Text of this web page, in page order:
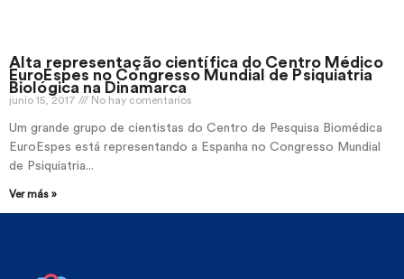
Alta representação científica do Centro Médico
EuroEspes no Congresso Mundial de Psiquiatria
Biológica na Dinamarca
junio 15, 2017 No hay comentarios
Um grande grupo de cientistas do Centro de Pesquisa Biomédica
EuroEspes está representando a Espanha no Congresso Mundial
de Psiquiatria...
Ver más »